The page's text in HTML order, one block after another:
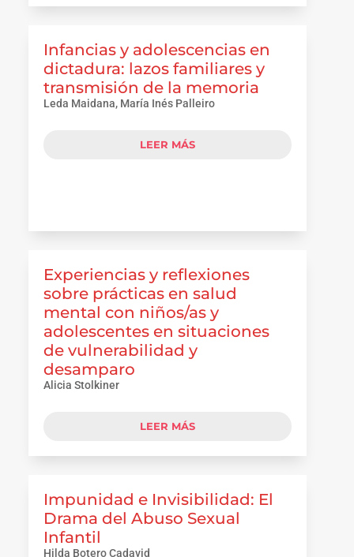
Infancias y adolescencias en
dictadura: lazos familiares y
transmisión de la memoria
Leda Maidana, María Inés Palleiro
LEER MÁS
Experiencias y reflexiones
sobre prácticas en salud
mental con niños/as y
adolescentes en situaciones
de vulnerabilidad y
desamparo
Alicia Stolkiner
LEER MÁS
Impunidad e Invisibilidad: El
Drama del Abuso Sexual
Infantil
Hilda Botero Cadavid